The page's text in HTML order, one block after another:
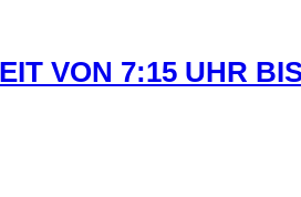
VON 7:15 UHR